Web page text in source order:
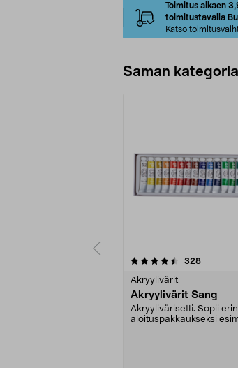
Toimitus alkaen
toimitustavalla
Katso
Saman
328arvostelut
Akryylivärit
Akryylivärit Sang
Akryylivärisetti. Sopii
aloituspakkaukseksi
4.5 viidestä